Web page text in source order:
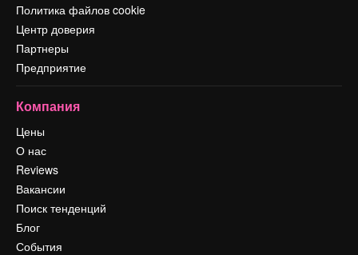
Политика файлов cookie
Центр доверия
Партнеры
Предприятие
Компания
Цены
О нас
Reviews
Вакансии
Поиск тенденций
Блог
События